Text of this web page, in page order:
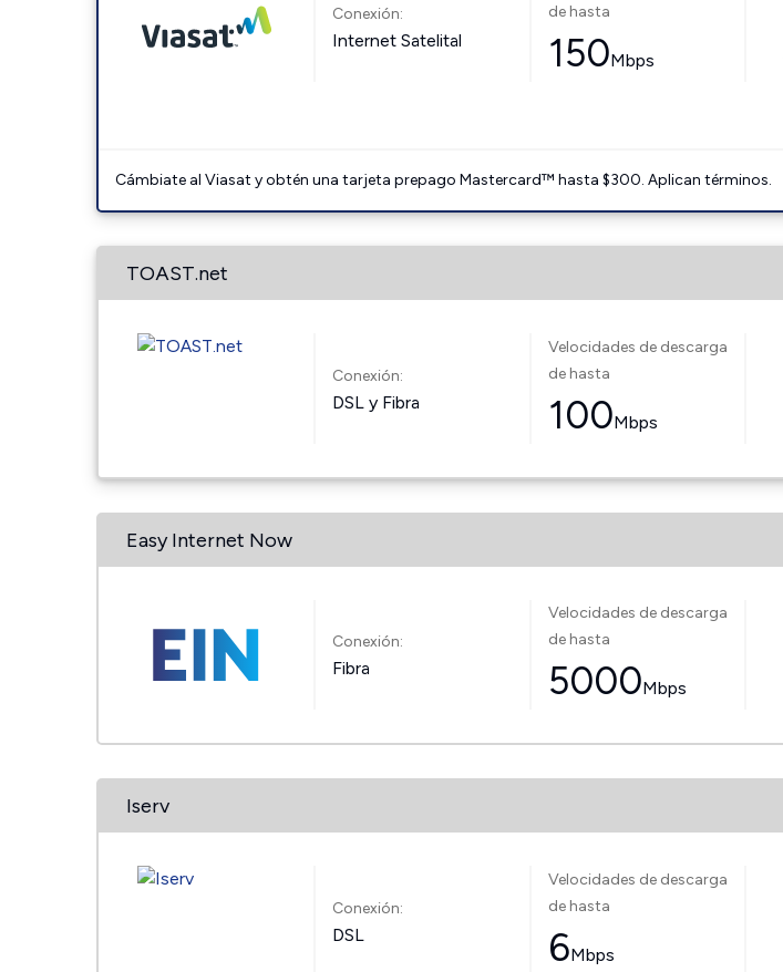
Conexión:
Internet Satelital
de hasta
150Mbps
Cámbiate al Viasat y obtén una tarjeta prepago Mastercard™ hasta $300. Aplican términos.
TOAST.net
Conexión:
DSL y Fibra
Velocidades de descarga
de hasta
100Mbps
Easy Internet Now
Conexión:
Fibra
Velocidades de descarga
de hasta
5000Mbps
Iserv
Conexión:
DSL
Velocidades de descarga
de hasta
6Mbps